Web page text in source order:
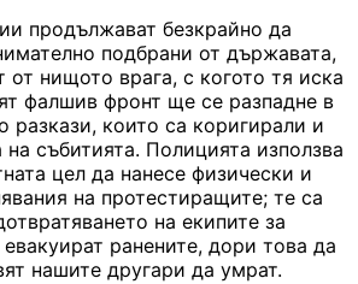
продължават безкрайно да
подбрани от държавата,
от нищото врага, с когото тя иска
фалшив фронт ще се разпадне в
разкази, които са коригирали и
събитията. Полицията използва
цел да нанесе физически и
на протестиращите; те са
на екипите за
ранените, дори това да
нашите другари да умрат.